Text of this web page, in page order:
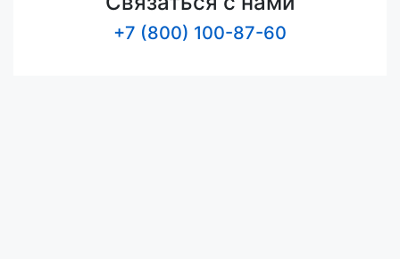
+7 (800) 100-87-60